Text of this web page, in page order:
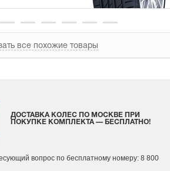
все похожие товары
ДОСТАВКА КОЛЕС ПО МОСКВЕ ПРИ
ПОКУПКЕ КОМПЛЕКТА — БЕСПЛАТНО!
вопрос по бесплатному номеру: 8 800